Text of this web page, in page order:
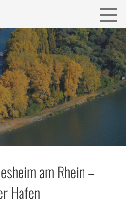
am Rhein –
Hafen